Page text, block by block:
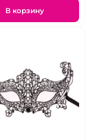
В корзину